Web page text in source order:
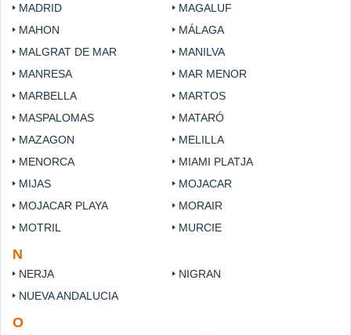
MADRID
MAGALUF
MAHON
MÁLAGA
MALGRAT DE MAR
MANILVA
MANRESA
MAR MENOR
MARBELLA
MARTOS
MASPALOMAS
MATARÓ
MAZAGON
MELILLA
MENORCA
MIAMI PLATJA
MIJAS
MOJACAR
MOJACAR PLAYA
MORAIR
MOTRIL
MURCIE
N
NERJA
NIGRAN
NUEVA ANDALUCIA
O